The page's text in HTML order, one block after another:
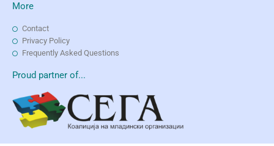
More
Contact
Privacy Policy
Frequently Asked Questions
Proud partner of...